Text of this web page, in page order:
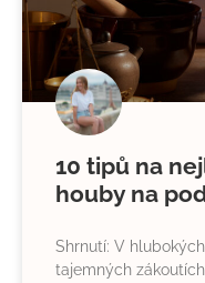
10 tipů na
houby na
Shrnutí: V
tajemných